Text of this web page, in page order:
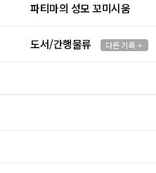
파티마의 성모 꼬미시움
도서/간행물류 다른 기록